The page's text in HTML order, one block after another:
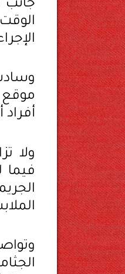
جانب
موقع
ولا
فيما